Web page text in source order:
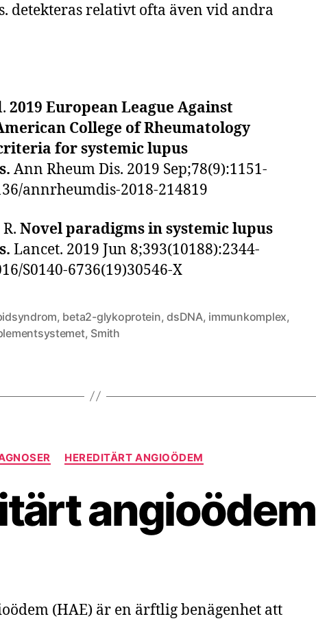
detekteras relativt ofta även vid andra
2019 European League Against
College of Rheumatology
for systemic lupus
Ann Rheum Dis. 2019 Sep;78(9):1151-
annrheumdis-2018-214819
Novel paradigms in systemic lupus
Lancet. 2019 Jun 8;393(10188):2344-
S0140-6736(19)30546-X
, beta2-glykoprotein,dsDNA, immunkomplex,
, Smith
Kategorier
HEREDITÄRT ANGIOÖDEM
angioödem
(HAE) är en ärftlig benägenhet att